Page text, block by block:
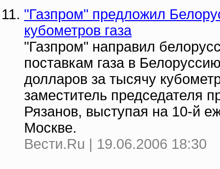
"Газпром" предложил
кубометров газа
"Газпром" направил
поставкам газа в
долларов за тысячу
заместитель председателя
Рязанов, выступая на 10-й
Москве.
Вести.Ru | 19.06.2006 18:30